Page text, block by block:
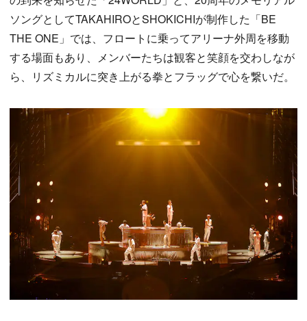
ソングとしてTAKAHIROとSHOKICHIが制作した「BE
THE ONE」では、フロートに乗ってアリーナ外周を移動
する場面もあり、メンバーたちは観客と笑顔を交わしなが
ら、リズミカルに突き上がる拳とフラッグで心を繋いだ。